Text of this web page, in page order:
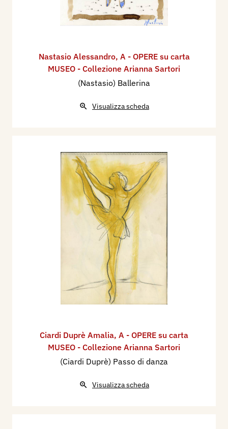
Nastasio Alessandro, A - OPERE su carta
MUSEO - Collezione Arianna Sartori
(Nastasio) Ballerina
Visualizza scheda
Ciardi Duprè Amalia, A - OPERE su carta
MUSEO - Collezione Arianna Sartori
(Ciardi Duprè) Passo di danza
Visualizza scheda